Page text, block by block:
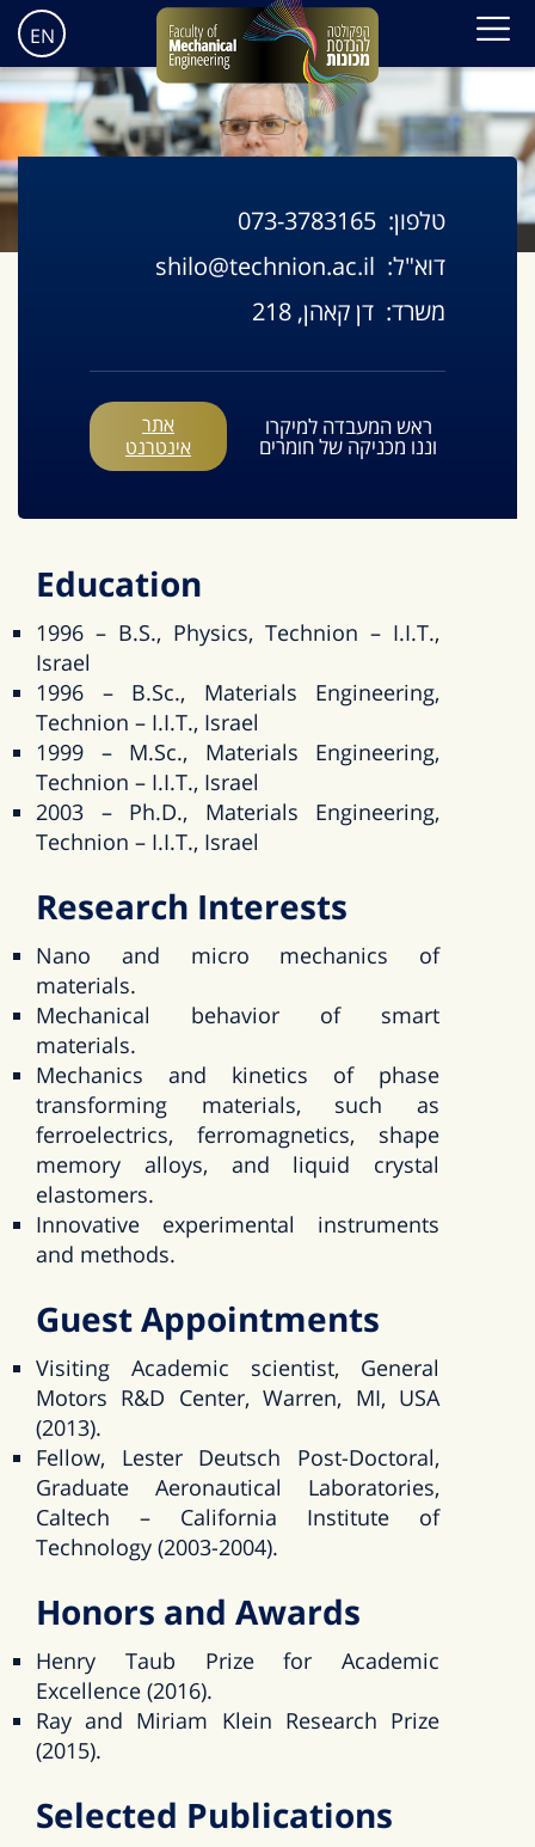
EN
טלפון: 073-3783165
דוא"ל: shilo@technion.ac.il
משרד: דן קאהן, 218
ראש המעבדה למיקרו
וננו מכניקה של חומרים
אתר
אינטרנט
Education
1996 – B.S., Physics, Technion – I.I.T.,
Israel
1996 – B.Sc., Materials Engineering,
Technion – I.I.T., Israel
1999 – M.Sc., Materials Engineering,
Technion – I.I.T., Israel
2003 – Ph.D., Materials Engineering,
Technion – I.I.T., Israel
Research Interests
Nano and micro mechanics of
materials.
Mechanical behavior of smart
materials.
Mechanics and kinetics of phase
transforming materials, such as
ferroelectrics, ferromagnetics, shape
memory alloys, and liquid crystal
elastomers.
Innovative experimental instruments
and methods.
Guest Appointments
Visiting Academic scientist, General
Motors R&D Center, Warren, MI, USA
(2013).
Fellow, Lester Deutsch Post-Doctoral,
Graduate Aeronautical Laboratories,
Caltech – California Institute of
Technology (2003-2004).
Honors and Awards
Henry Taub Prize for Academic
Excellence (2016).
Ray and Miriam Klein Research Prize
(2015).
Selected Publications